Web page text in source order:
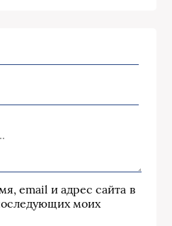
email и адрес сайта в
моих